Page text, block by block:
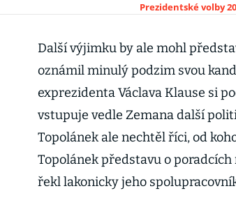
Prezidentské volby
Další výjimku by ale mohl
oznámil minulý podzim svou
exprezidenta Václava Klause si
vstupuje vedle Zemana další
Topolánek ale nechtěl říci, od
Topolánek představu o poradcích
řekl lakonicky jeho